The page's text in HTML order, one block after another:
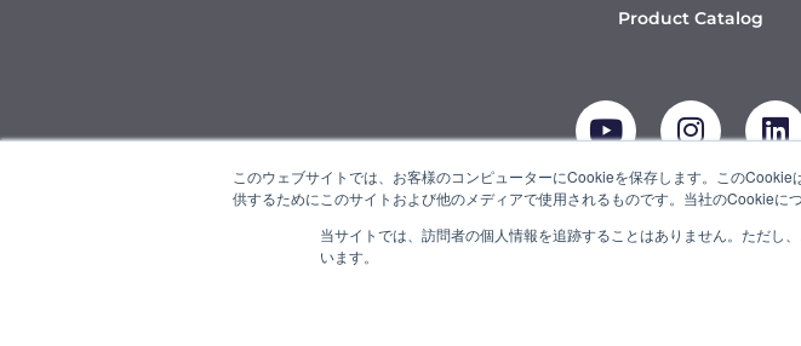
このウェブサイトでは、お客様のコンピューターにCookieを保存します。この
供するためにこのサイトおよび他のメディアで使用されるものです。当社のCookieに
当サイトでは、訪問者の個人情報を追跡することはありません。ただし
います。
Product Catalog
o
u
t
u
b
n
s
t
a
g
i
n
k
e
d